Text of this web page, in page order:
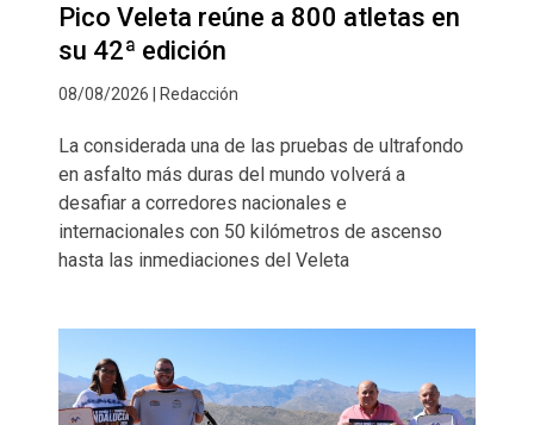
Pico Veleta reúne a 800 atletas en
su 42ª edición
08/08/2026 | Redacción
La considerada una de las pruebas de ultrafondo
en asfalto más duras del mundo volverá a
desafiar a corredores nacionales e
internacionales con 50 kilómetros de ascenso
hasta las inmediaciones del Veleta